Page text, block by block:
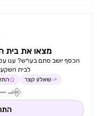
מצאו את בית
הכסף יושב סתם בעו״ש? ענו
לבית
שאלון קצר